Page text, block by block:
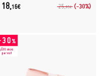
25,95€ (-30%)
18,16€